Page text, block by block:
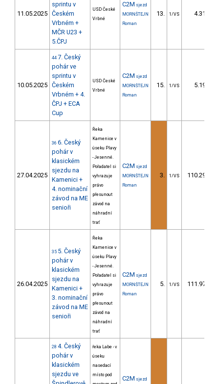
11.05.2025
sprintu v
Českém
Vrbném +
MČR U23 +
5.ČPJ
USD České
Vrbné
C2M sjezd
MORNŠTEJN
Roman
13. 1/VS 4.31
10.05.2025
44 7. Český
pohár ve
sprintu v
Českém
Vrbném + 4.
ČPJ + ECA
Cup
USD České
Vrbné
C2M sjezd
MORNŠTEJN
Roman
15. 1/VS 5.19
27.04.2025
36 6. Český
pohár v
klasickém
sjezdu na
Kamenici +
4. nominační
závod na ME
senioři
Řeka
Kamenice v
úseku Plavy
- Jesenné.
Pořadatel si
vyhrazuje
právo
přesunout
závod na
náhradní
trať
C2M sjezd
MORNŠTEJN
Roman
3. 1/VS 110.29
26.04.2025
35 5. Český
pohár v
klasickém
sjezdu na
Kamenici +
3. nominační
závod na ME
senioři
Řeka
Kamenice v
úseku Plavy
- Jesenné.
Pořadatel si
vyhrazuje
právo
přesunout
závod na
náhradní
trať
C2M sjezd
MORNŠTEJN
Roman
5. 1/VS 111.97
28 4. Český
pohár v
klasickém
sjezdu ve
řeka Labe - v
úseku
nasedací
místo pod
C2M sjezd